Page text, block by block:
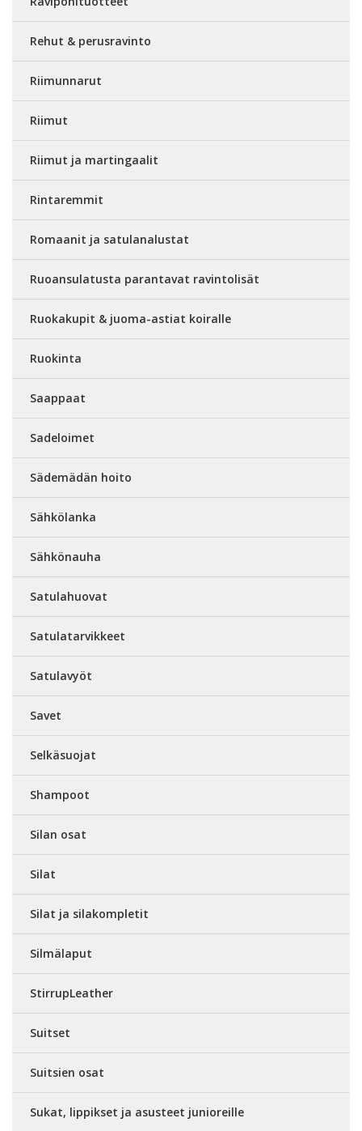
Rehut & perusravinto
Riimunnarut
Riimut
Riimut ja martingaalit
Rintaremmit
Romaanit ja satulanalustat
Ruoansulatusta parantavat ravintolisät
Ruokakupit & juoma-astiat koiralle
Ruokinta
Saappaat
Sadeloimet
Sädemädän hoito
Sähkölanka
Sähkönauha
Satulahuovat
Satulatarvikkeet
Satulavyöt
Savet
Selkäsuojat
Shampoot
Silan osat
Silat
Silat ja silakompletit
Silmälaput
StirrupLeather
Suitset
Suitsien osat
Sukat, lippikset ja asusteet junioreille